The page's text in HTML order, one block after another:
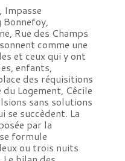
Impasse
Bonnefoy,
Rue des Champs
comme une
et ceux qui y ont
enfants,
des réquisitions
Logement, Cécile
sans solutions
se succèdent. La
par la
formule
ou trois nuits